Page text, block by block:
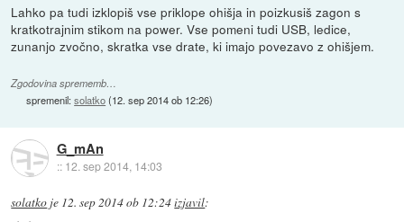
Lahko pa tudi izklopiš vse priklope ohišja in poizkusiš zagon s
kratkotrajnim stikom na power. Vse pomeni tudi USB, ledice,
zunanjo zvočno, skratka vse drate, ki imajo povezavo z ohišjem.
Zgodovina sprememb…
spremenil:solatko(12. sep 2014 ob 12:26)
G_mAn
:: 12. sep 2014, 14:03
solatko je 12. sep 2014 ob 12:24izjavil: